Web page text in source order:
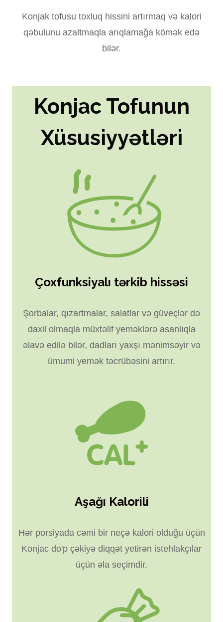
Konjak tofusu toxluq hissini artırmaq və kalori
qəbulunu azaltmaqla arıqlamağa kömək edə
bilər.
Konjac Tofunun
Xüsusiyyətləri
Çoxfunksiyalı tərkib hissəsi
Şorbalar, qızartmalar, salatlar və güveçlər də
daxil olmaqla müxtəlif yeməklərə asanlıqla
əlavə edilə bilər, dadları yaxşı mənimsəyir və
ümumi yemək təcrübəsini artırır.
Aşağı Kalorili
Hər porsiyada cəmi bir neçə kalori olduğu üçün
Konjac do'p çəkiyə diqqət yetirən istehlakçılar
üçün əla seçimdir.